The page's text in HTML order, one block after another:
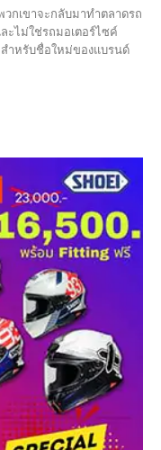
กเขาจะกลับมาทำตลาดรถ
ะไม่ใช่รถมอเตอร์ไซค์
ำหรับชื่อใหม่ของแบรนด์